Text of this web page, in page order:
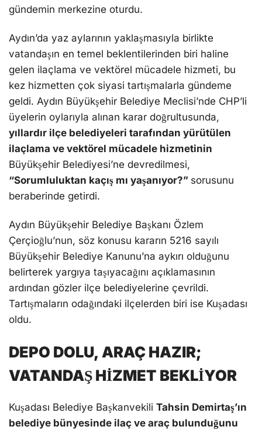
gündemin merkezine oturdu.
Aydın’da yaz aylarının yaklaşmasıyla birlikte
vatandaşın en temel beklentilerinden biri haline
gelen ilaçlama ve vektörel mücadele hizmeti, bu
kez hizmetten çok siyasi tartışmalarla gündeme
geldi. Aydın Büyükşehir Belediye Meclisi’nde CHP’li
üyelerin oylarıyla alınan karar doğrultusunda,
yıllardır ilçe belediyeleri tarafından yürütülen
ilaçlama ve vektörel mücadele hizmetinin
Büyükşehir Belediyesi’ne devredilmesi,
“Sorumluluktan kaçış mı yaşanıyor?” sorusunu
beraberinde getirdi.
Aydın Büyükşehir Belediye Başkanı Özlem
Çerçioğlu’nun, söz konusu kararın 5216 sayılı
Büyükşehir Belediye Kanunu’na aykırı olduğunu
belirterek yargıya taşıyacağını açıklamasının
ardından gözler ilçe belediyelerine çevrildi.
Tartışmaların odağındaki ilçelerden biri ise Kuşadası
oldu.
DEPO DOLU, ARAÇ HAZIR;
VATANDAŞ HİZMET BEKLİYOR
Kuşadası Belediye Başkanvekili Tahsin Demirtaş’ın
belediye bünyesinde ilaç ve araç bulunduğunu